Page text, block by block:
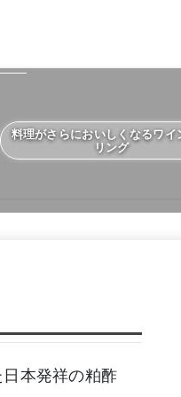
料理がさらにおいしくなるワイ
リング
本発祥の粕酢